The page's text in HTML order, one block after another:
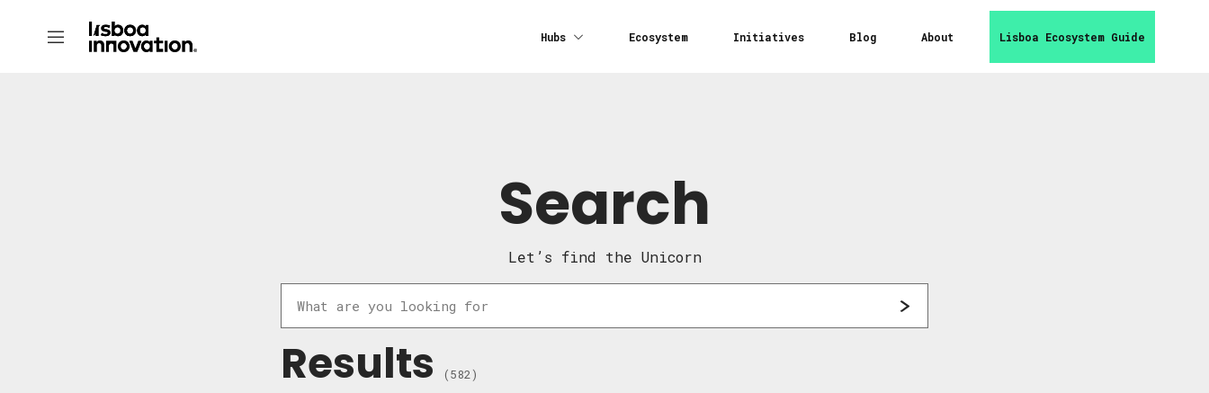
Hubs Ecosystem Initiatives Blog About Lisboa Ecosystem Guide
Search
Let’s find the Unicorn
Results (582)